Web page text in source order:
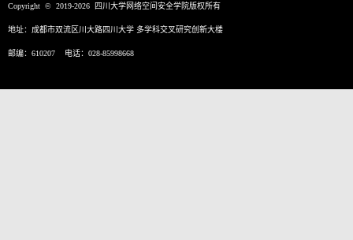
Copyright © 2019-2026 四川大学网络空间安全学院版权所有
地址：成都市双流区川大路四川大学 多学科交叉研究创新大楼
邮编：610207 电话：028-85998668